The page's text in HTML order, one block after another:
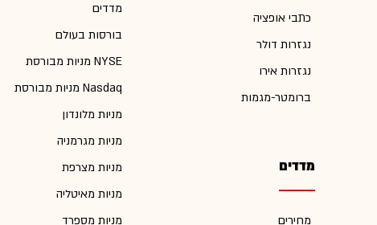
כתבי אופציה
נגזרות דולר
נגזרות אירו
ברומטר-מגמות
מדדים
מחירים
מדדים
בורסות בעולם
מניות מבורסת NYSE
מניות מבורסת Nasdaq
מניות מלונדון
מניות מגרמניה
מניות מצרפת
מניות מאיטליה
מניות מספרד